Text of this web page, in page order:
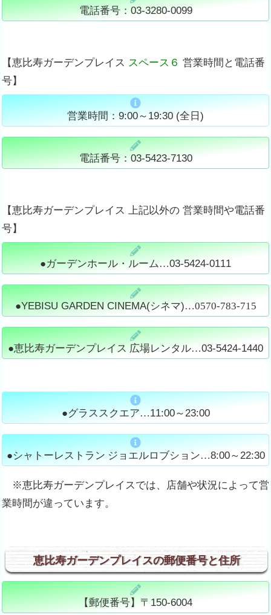
電話番号：03-3280-0099
【恵比寿ガーデンプレイス スペース６ 営業時間と電話番
号】
営業時間：9:00～19:30 (全日)
電話番号：03-5423-7130
【恵比寿ガーデンプレイス 上記以外の 営業時間や電話番
号】
●ガーデンホール・ルーム…03-5424-0111
●YEBISU GARDEN CINEMA(シネマ)…0570-783-715
●恵比寿ガーデンプレイス 広場レンタル…03-5424-1440
●グラススクエア…11:00～23:00
●シャトーレストラン ジョエルロブション…8:00～22:30
※恵比寿ガーデンプレイスでは、店舗や状況によって営
業時間が違っています。
恵比寿ガーデンプレイスの郵便番号と住所
【郵便番号】〒150-6004